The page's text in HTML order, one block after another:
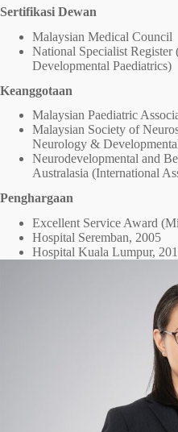
Sertifikasi Dewan
Malaysian Medical Council
National Specialist Register
Developmental Paediatrics)
Keanggotaan
Malaysian Paediatric
Malaysian Society of
Neurology &
Neurodevelopmental and
Australasia (International
Penghargaan
Excellent Service Award
Hospital Seremban, 2005
Hospital Kuala Lumpur,